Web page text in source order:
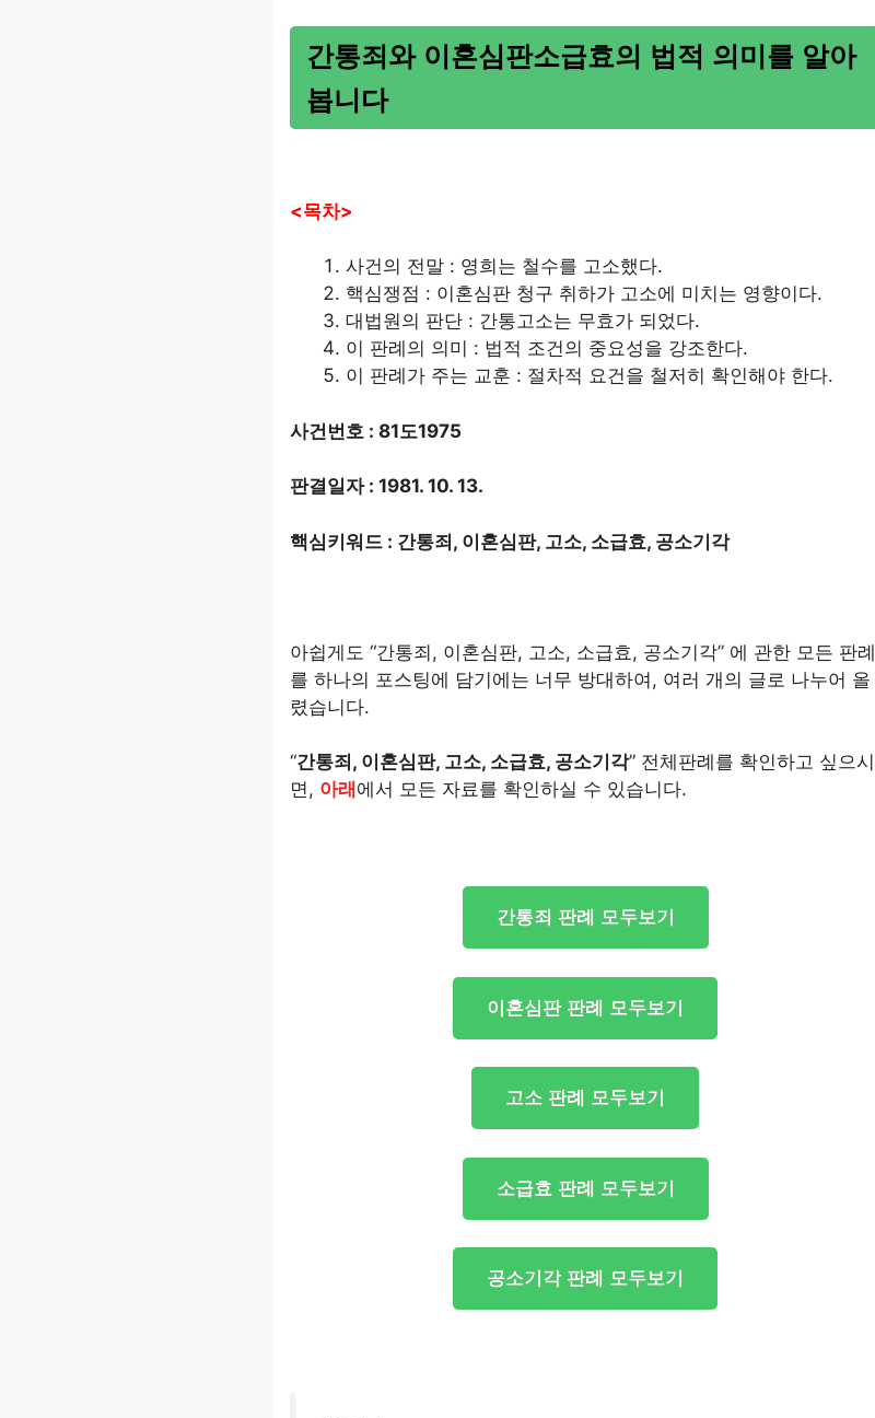
간통죄와 이혼심판소급효의 법적 의미를 알아
봅니다
<목차>
사건의 전말 : 영희는 철수를 고소했다.
핵심쟁점 : 이혼심판 청구 취하가 고소에 미치는 영향이다.
대법원의 판단 : 간통고소는 무효가 되었다.
이 판례의 의미 : 법적 조건의 중요성을 강조한다.
이 판례가 주는 교훈 : 절차적 요건을 철저히 확인해야 한다.
사건번호 : 81도1975
판결일자 : 1981. 10. 13.
핵심키워드 : 간통죄, 이혼심판, 고소, 소급효, 공소기각
아쉽게도 “간통죄, 이혼심판, 고소, 소급효, 공소기각” 에 관한 모든 판례
를 하나의 포스팅에 담기에는 너무 방대하여, 여러 개의 글로 나누어 올
렸습니다.
“간통죄, 이혼심판, 고소, 소급효, 공소기각” 전체판례를 확인하고 싶으시
면, 아래 에서 모든 자료를 확인하실 수 있습니다.
간통죄 판례 모두보기
이혼심판 판례 모두보기
고소 판례 모두보기
소급효 판례 모두보기
공소기각 판례 모두보기